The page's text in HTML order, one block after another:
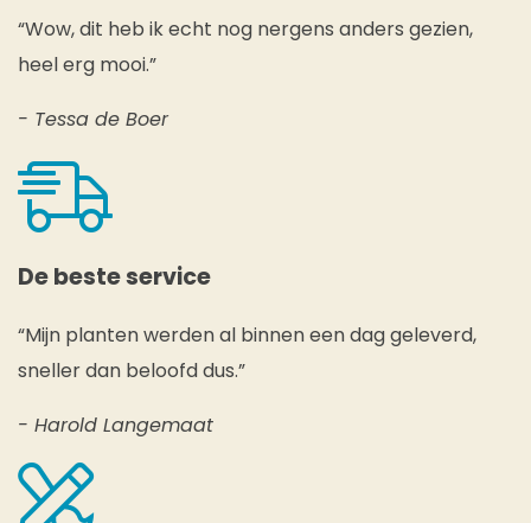
“Wow, dit heb ik echt nog nergens anders gezien,
heel erg mooi.”
- Tessa de Boer
De beste service
“Mijn planten werden al binnen een dag geleverd,
sneller dan beloofd dus.”
- Harold Langemaat